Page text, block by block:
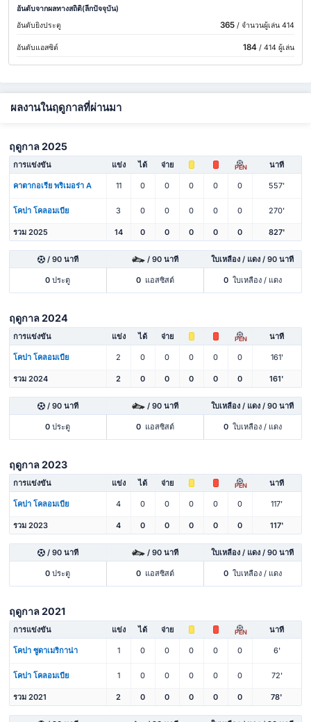
อันดับจากผลทางสถิติ(ลีกปัจจุบัน)
อันดับยิงประตู
365/ จำนวนผู้เล่น 414
อันดับแอสซิต์ 184/ 414 ผู้เล่น
ผลงานในฤดูกาลที่ผ่านมา
ฤดูกาล 2025
การแข่งขัน แข่ง ได้ จ่าย PEN นาที
คาตากอเรีย พริเมอร่า A 11 0 0 0 0 0 557'
โคปา โคลอมเบีย 3 0 0 0 0 0 270'
รวม 2025 14 0 0 0 0 0 827'
/ 90 นาที / 90 นาที ใบเหลือง / แดง / 90 นาที
0 ประตู 0 แอสซิสต์ 0 ใบเหลือง / แดง
ฤดูกาล 2024
การแข่งขัน แข่ง ได้ จ่าย PEN นาที
โคปา โคลอมเบีย 2 0 0 0 0 0 161'
รวม 2024 2 0 0 0 0 0 161'
/ 90 นาที / 90 นาที ใบเหลือง / แดง / 90 นาที
0 ประตู 0 แอสซิสต์ 0 ใบเหลือง / แดง
ฤดูกาล 2023
การแข่งขัน แข่ง ได้ จ่าย PEN นาที
โคปา โคลอมเบีย 4 0 0 0 0 0 117'
รวม 2023 4 0 0 0 0 0 117'
/ 90 นาที / 90 นาที ใบเหลือง / แดง / 90 นาที
0 ประตู 0 แอสซิสต์ 0 ใบเหลือง / แดง
ฤดูกาล 2021
การแข่งขัน แข่ง ได้ จ่าย PEN นาที
โคปา ซูดาเมริกาน่า 1 0 0 0 0 0 6'
โคปา โคลอมเบีย 1 0 0 0 0 0 72'
รวม 2021 2 0 0 0 0 0 78'